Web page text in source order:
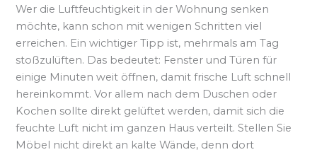
Wer die Luftfeuchtigkeit in der Wohnung senken
möchte, kann schon mit wenigen Schritten viel
erreichen. Ein wichtiger Tipp ist, mehrmals am Tag
stoßzulüften. Das bedeutet: Fenster und Türen für
einige Minuten weit öffnen, damit frische Luft schnell
hereinkommt. Vor allem nach dem Duschen oder
Kochen sollte direkt gelüftet werden, damit sich die
feuchte Luft nicht im ganzen Haus verteilt. Stellen Sie
Möbel nicht direkt an kalte Wände, denn dort